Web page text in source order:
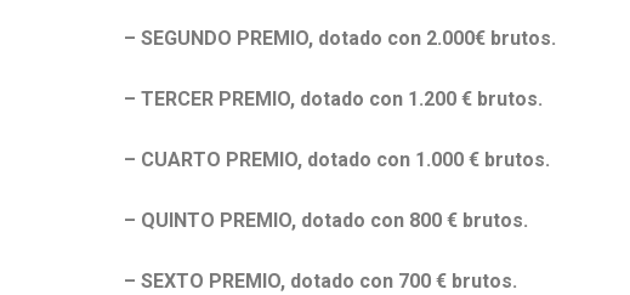
– SEGUNDO PREMIO, dotado con 2.000€ brutos.
– TERCER PREMIO, dotado con 1.200 € brutos.
– CUARTO PREMIO, dotado con 1.000 € brutos.
– QUINTO PREMIO, dotado con 800 € brutos.
– SEXTO PREMIO, dotado con 700 € brutos.